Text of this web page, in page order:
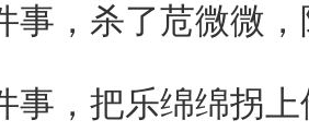
，杀了苊微微，
，把乐绵绵拐上